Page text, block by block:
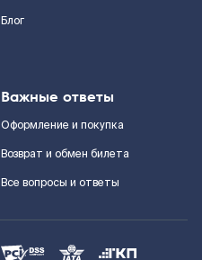
Блог
Важные ответы
Оформление и покупка
Возврат и обмен билета
Все вопросы и ответы